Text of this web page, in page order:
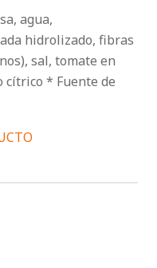
agua,
hidrolizado, fibras
sal, tomate en
cítrico * Fuente de